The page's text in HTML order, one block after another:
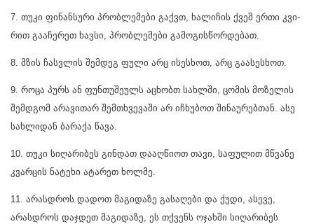
7. თუკი ფინანსური პრობ­ლემები გაქვთ, ხალიჩის ქვეშ ერთი კვი­
რით გააჩერეთ ხავსი, პრობლემები გამოგისწორდებათ.
8. მზის ჩასვლის შემდეგ ფული არც ისეს­ხოთ, არც გაასესხოთ.
9. როცა პურს ან ფუნთუშეულს აცხობთ სახლში, ცომის მოზელის
შემდგომ არავითარ შემთხვევაში არ იჩხუ­ბოთ შინაურებთან. ასე
სახლიდან ბარაქა წავა.
10. თუკი სიღარიბეს გინდათ დააღწიოთ თავი, საფულით მწვანე
კვარცის ნატეხი ატარეთ ხოლმე.
11. არასდროს დადოთ მაგიდაზე გასაღები და ქუდი, ასევე,
არასდროს დაჯდეთ მაგიდაზე, ეს თქვენს ოჯახში სიღარიბეს